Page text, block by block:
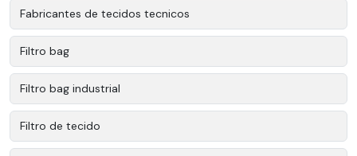
Fabricantes de tecidos tecnicos
Filtro bag
Filtro bag industrial
Filtro de tecido